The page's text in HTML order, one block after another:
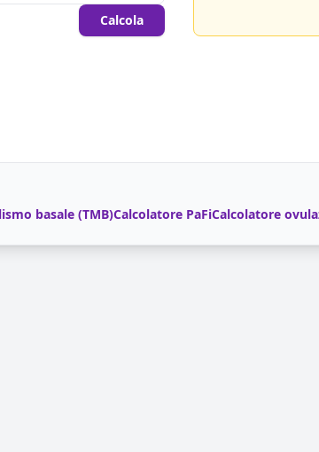
Calcola
basale (TMB)Calcolatore PaFiCalcolatore